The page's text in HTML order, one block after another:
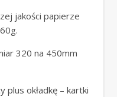
jakości papierze
320 na 450mm
okładkę – kartki